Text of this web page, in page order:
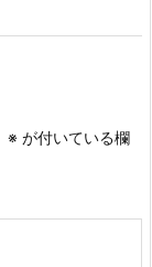
※ が付いている欄